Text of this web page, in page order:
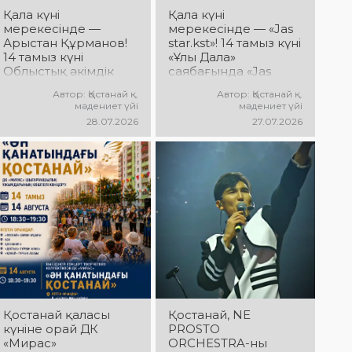
пысықталды
Қала күні
мерекесінде —
Арыстан Құрманов!
14 тамыз күні
Облыстық әкімдік
Құрмановтың
«Айналдым атыңнан,
Қостанай» атты
концерттік
бағдарламасы өтеді!
Сіздерді сүйікті
әндер, әсерлі
орындау мен
көтеріңкі мерекелік
көңіл күй күтеді!
Автор: Қостанай қ.
мәдениет үйі
28.07.2026
Қала күні
мерекесінде — «Jas
star.kst»! 14 тамыз күні
«Ұлы Дала»
саябағында «Jas
шығармашылық
жеңімпаздарының
концерті өтеді!
таланттардың
жарқын өнері,
заманауи әндер,
қуатты энергия мен
мерекелік көңіл күй
күтеді!
Автор: Қостанай қ.
мәдениет үйі
27.07.2026
Қостанай қаласы
күніне орай ДК
«Мирас»
Қостанай, NE
PROSTO
ORCHESTRA-ны